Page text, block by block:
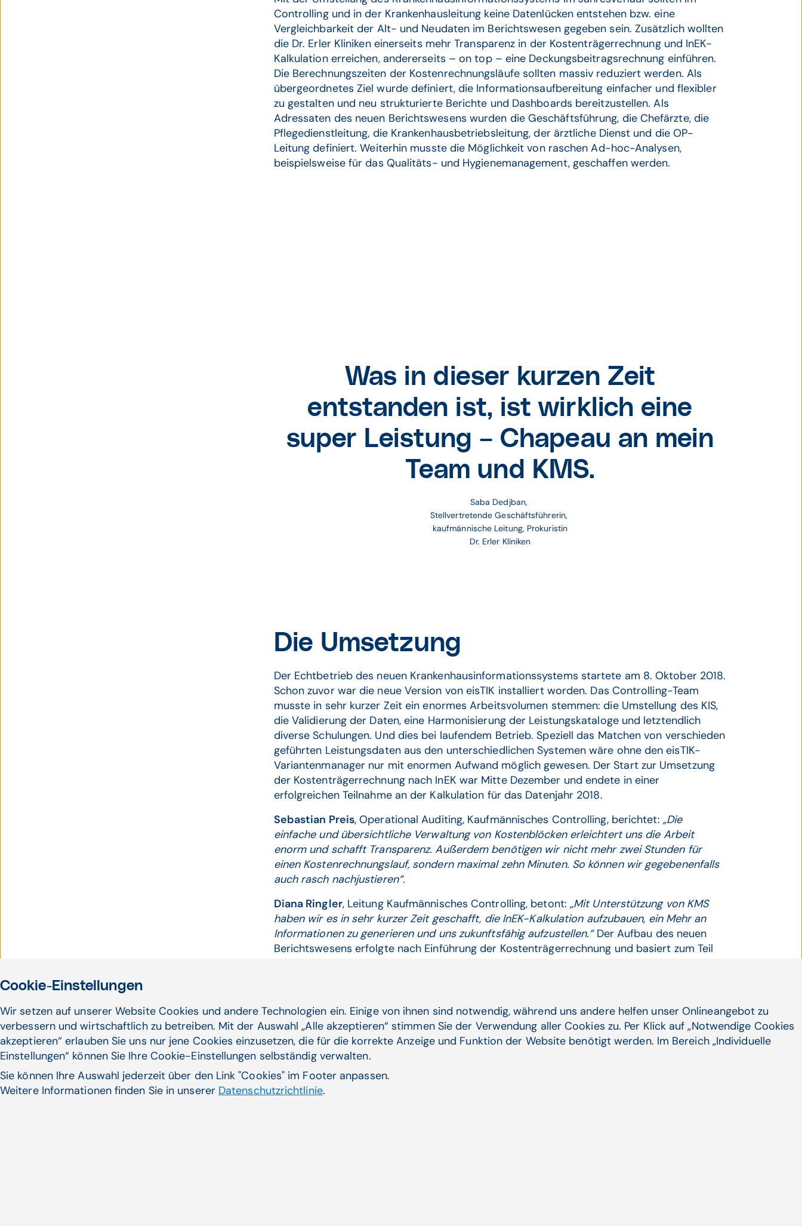
Controlling und in der Krankenhausleitung keine Datenlücken entstehen bzw. eine
Vergleichbarkeit der Alt- und Neudaten im Berichtswesen gegeben sein. Zusätzlich wollten
die Dr. Erler Kliniken einerseits mehr Transparenz in der Kostenträgerrechnung und InEK-
Kalkulation erreichen, andererseits – on top – eine Deckungsbeitragsrechnung einführen.
Die Berechnungszeiten der Kostenrechnungsläufe sollten massiv reduziert werden. Als
übergeordnetes Ziel wurde definiert, die Informationsaufbereitung einfacher und flexibler
zu gestalten und neu strukturierte Berichte und Dashboards bereitzustellen. Als
Adressaten des neuen Berichtswesens wurden die Geschäftsführung, die Chefärzte, die
Pflegedienstleitung, die Krankenhausbetriebsleitung, der ärztliche Dienst und die OP-
Leitung definiert. Weiterhin musste die Möglichkeit von raschen Ad-hoc-Analysen,
beispielsweise für das Qualitäts- und Hygienemanagement, geschaffen werden.
Was in dieser kurzen Zeit
entstanden ist, ist wirklich eine
super Leistung – Chapeau an mein
Team und KMS.
Saba Dedjban,
Stellvertretende Geschäftsführerin,
kaufmännische Leitung, Prokuristin
Dr. Erler Kliniken
Die Umsetzung
Der Echtbetrieb des neuen Krankenhausinformationssystems startete am 8. Oktober 2018.
Schon zuvor war die neue Version von eisTIK installiert worden. Das Controlling-Team
musste in sehr kurzer Zeit ein enormes Arbeitsvolumen stemmen: die Umstellung des KIS,
die Validierung der Daten, eine Harmonisierung der Leistungskataloge und letztendlich
diverse Schulungen. Und dies bei laufendem Betrieb. Speziell das Matchen von verschieden
geführten Leistungsdaten aus den unterschiedlichen Systemen wäre ohne den eisTIK-
Variantenmanager nur mit enormen Aufwand möglich gewesen. Der Start zur Umsetzung
der Kostenträgerrechnung nach InEK war Mitte Dezember und endete in einer
erfolgreichen Teilnahme an der Kalkulation für das Datenjahr 2018.
Sebastian Preis, Operational Auditing, Kaufmännisches Controlling, berichtet: „Die
einfache und übersichtliche Verwaltung von Kostenblöcken erleichtert uns die Arbeit
enorm und schafft Transparenz. Außerdem benötigen wir nicht mehr zwei Stunden für
einen Kostenrechnungslauf, sondern maximal zehn Minuten. So können wir gegebenenfalls
auch rasch nachjustieren“.
Diana Ringler, Leitung Kaufmännisches Controlling, betont: „Mit Unterstützung von KMS
haben wir es in sehr kurzer Zeit geschafft, die InEK-Kalkulation aufzubauen, ein Mehr an
Informationen zu generieren und uns zukunftsfähig aufzustellen.“ Der Aufbau des neuen
Berichtswesens erfolgte nach Einführung der Kostenträgerrechnung und basiert zum Teil
Kliniken in nächsten Schritten mit der Erweiterung des Data Warehouses um den Bereich
Personalcontrolling, vor allem im Hinblick auf die Pflegepersonal-Untergrenzenverordnung,
und der Einführung des geostrategischen Managementtools EOH (EYE ON HEALTH).
Saba Dedjban, zeigt sich mit dem Gesamtprojektverlauf mehr als zufrieden:
Kollegen als Team in Zusammenarbeit mit KMS geleistet haben, ist mehr als
Cookie-Einstellungen
Wir setzen auf unserer Website Cookies und andere Technologien ein. Einige von ihnen sind notwendig, während uns andere helfen unser Onlineangebot zu
verbessern und wirtschaftlich zu betreiben. Mit der Auswahl „Alle akzeptieren“ stimmen Sie der Verwendung aller Cookies zu. Per Klick auf „Notwendige Cookies
akzeptieren“ erlauben Sie uns nur jene Cookies einzusetzen, die für die korrekte Anzeige und Funktion der Website benötigt werden. Im Bereich „Individuelle
Einstellungen“ können Sie Ihre Cookie-Einstellungen selbständig verwalten.
Sie können Ihre Auswahl jederzeit über den Link "Cookies" im Footer anpassen.
Weitere Informationen finden Sie in unserer Datenschutzrichtlinie.